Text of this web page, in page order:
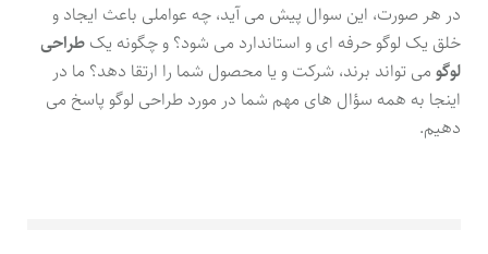
در هر صورت، این سوال پیش می آید، چه عواملی باعث ایجاد و
خلق یک لوگو حرفه ای و استاندارد می شود؟ و چگونه یک طراحی
لوگو می تواند برند، شرکت و یا محصول شما را ارتقا دهد؟ ما در
اینجا به همه سؤال های مهم شما در مورد طراحی لوگو پاسخ می
دهیم.